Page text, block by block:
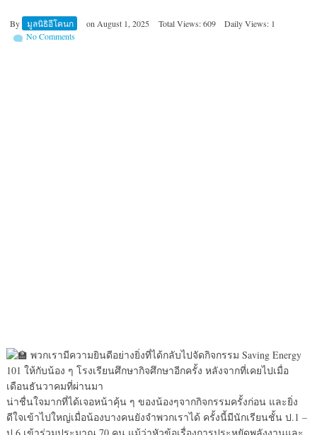
By มูลนิธิอีโคนก on August 1, 2025 Total Views: 609
Daily Views: 1
No Comments
พวกเรามีความยินดีอย่างยิ่งที่ได้กลับไปจัดกิจกรรม Saving Energy
101 ให้กับน้อง ๆ โรงเรียนศึกษากิจศึกษาอีกครั้ง หลังจากที่เคยไปเมื่อ
เดือนธันวาคมที่ผ่านมา
น่าชื่นใจมากที่ได้เจอหน้าคุ้น ๆ ของน้องๆจากกิจกรรมครั้งก่อน และยิ่ง
ดีใจเข้าไปใหญ่เมื่อน้องบางคนยังจำพวกเราได้ ครั้งนี้มีนักเรียนชั้น ป.1 –